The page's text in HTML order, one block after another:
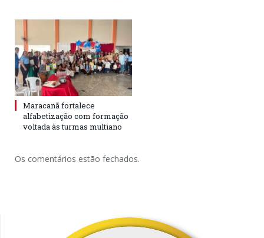
Maracanã fortalece
alfabetização com formação
voltada às turmas multiano
Os comentários estão fechados.